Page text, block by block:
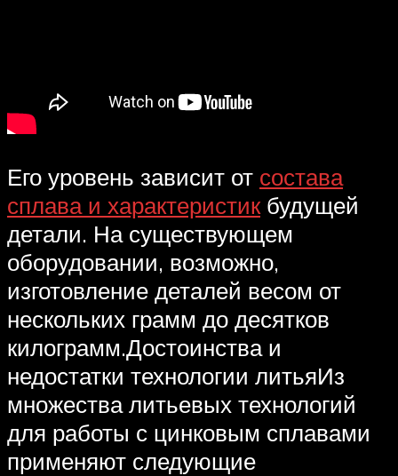
Его уровень зависит от состава
сплава и характеристикбудущей
детали. На существующем
оборудовании, возможно,
изготовление деталей весом от
нескольких грамм до десятков
килограмм.Достоинства и
недостатки технологии литьяИз
множества литьевых технологий
для работы с цинковым сплавами
применяют следующие